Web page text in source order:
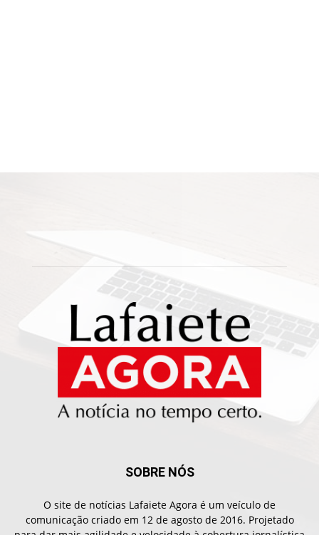
SOBRE NÓS
O site de notícias Lafaiete Agora é um veículo de
comunicação criado em 12 de agosto de 2016. Projetado